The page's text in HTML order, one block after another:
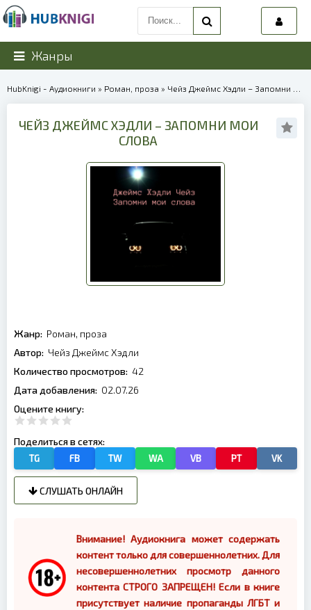
Жанры
HubKnigi - Аудиокниги » Роман, проза » Чейз Джеймс Хэдли – Запомни мои слова | 40315
ЧЕЙЗ ДЖЕЙМС ХЭДЛИ – ЗАПОМНИ МОИ
СЛОВА
Жанр: Роман, проза
Автор: Чейз Джеймс Хэдли
Количество просмотров: 42
Дата добавления: 02.07.26
Оцените книгу:
Поделиться в сетях:
TG FB TW WA VB PT VK
СЛУШАТЬ ОНЛАЙН
Внимание! Аудиокнига может содержать
контент только для совершеннолетних. Для
несовершеннолетних просмотр данного
контента СТРОГО ЗАПРЕЩЕН! Если в книге
присутствует наличие пропаганды ЛГБТ и